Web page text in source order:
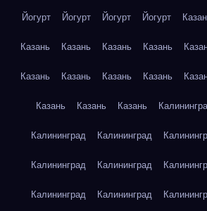
Йогурт Йогурт Йогурт Йогурт
Казань Казань Казань Казань
Казань Казань Казань Казань
Казань Казань Казань
Калининград Калининград
Калининград Калининград
Калининград Калининград